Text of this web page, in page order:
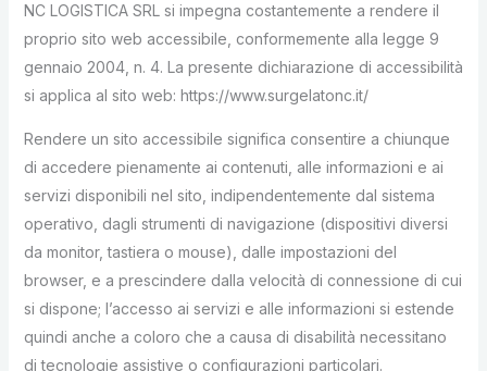
NC LOGISTICA SRL si impegna costantemente a rendere il
proprio sito web accessibile, conformemente alla legge 9
gennaio 2004, n. 4. La presente dichiarazione di accessibilità
si applica al sito web: https://www.surgelatonc.it/
Rendere un sito accessibile significa consentire a chiunque
di accedere pienamente ai contenuti, alle informazioni e ai
servizi disponibili nel sito, indipendentemente dal sistema
operativo, dagli strumenti di navigazione (dispositivi diversi
da monitor, tastiera o mouse), dalle impostazioni del
browser, e a prescindere dalla velocità di connessione di cui
si dispone; l’accesso ai servizi e alle informazioni si estende
quindi anche a coloro che a causa di disabilità necessitano
di tecnologie assistive o configurazioni particolari.